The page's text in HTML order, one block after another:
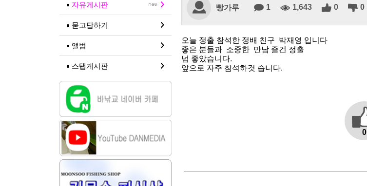
자유게시판
묻고답하기
앨범
스탭게시판
빵가루 1 1,643 0 0
오늘 정출 참석한 정배 친구 박재영 입니다
좋은 분들과 소중한 만남 즐건 정출
넘 좋았습니다.
앞으로 자주 참석하것 습니다.
0